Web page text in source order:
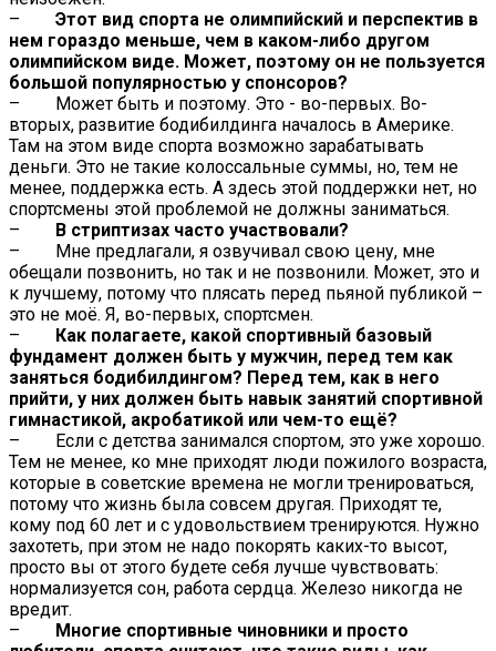
– Этот вид спорта не олимпийский и перспектив в
нем гораздо меньше, чем в каком-либо другом
олимпийском виде. Может, поэтому он не пользуется
большой популярностью у спонсоров?
– Может быть и поэтому. Это - во-первых. Во-
вторых, развитие бодибилдинга началось в Америке.
Там на этом виде спорта возможно зарабатывать
деньги. Это не такие колоссальные суммы, но, тем не
менее, поддержка есть. А здесь этой поддержки нет, но
спортсмены этой проблемой не должны заниматься.
–
В стриптизах часто участвовали?
– Мне предлагали, я озвучивал свою цену, мне
обещали позвонить, но так и не позвонили. Может, это и
к лучшему, потому что плясать перед пьяной публикой –
это не моё. Я, во-первых, спортсмен.
–
Как полагаете, какой спортивный базовый
фундамент должен быть у мужчин, перед тем как
заняться бодибилдингом? Перед тем, как в него
прийти, у них должен быть навык занятий спортивной
гимнастикой, акробатикой или чем-то ещё?
– Если с детства занимался спортом, это уже хорошо.
Тем не менее, ко мне приходят люди пожилого возраста,
которые в советские времена не могли тренироваться,
потому что жизнь была совсем другая. Приходят те,
кому под 60 лет и с удовольствием тренируются. Нужно
захотеть, при этом не надо покорять каких-то высот,
просто вы от этого будете себя лучше чувствовать:
нормализуется сон, работа сердца. Железо никогда не
вредит.
–
Многие спортивные чиновники и просто